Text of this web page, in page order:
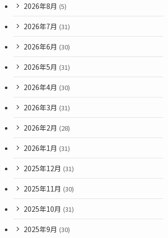
2026年8月 (5)
2026年7月 (31)
2026年6月 (30)
2026年5月 (31)
2026年4月 (30)
2026年3月 (31)
2026年2月 (28)
2026年1月 (31)
2025年12月 (31)
2025年11月 (30)
2025年10月 (31)
2025年9月 (30)